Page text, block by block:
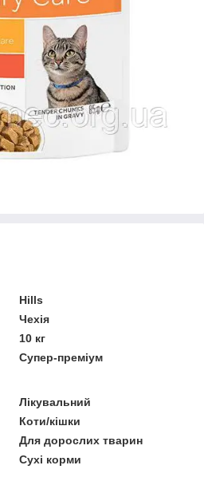
Hills
Чехія
10 кг
Супер-преміум
Лікувальний
Коти/кішки
Для дорослих тварин
Сухі корми